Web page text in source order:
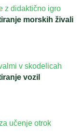
morskih živali
vozil